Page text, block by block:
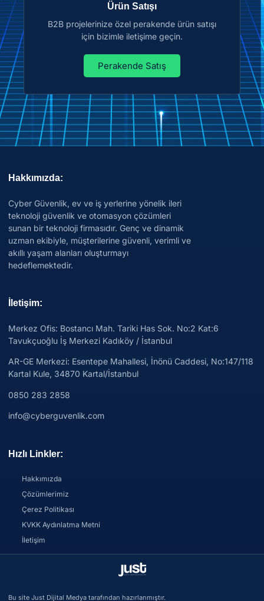
Ürün Satışı
B2B projelerinize özel perakende ürün satışı
için bizimle iletişime geçin.
Perakende Satış
Hakkımızda:
Cyber Güvenlik, ev ve iş yerlerine yönelik ileri
teknoloji güvenlik ve otomasyon çözümleri
sunan bir teknoloji firmasıdır. Genç ve dinamik
uzman ekibiyle, müşterilerine güvenli, verimli ve
akıllı yaşam alanları oluşturmayı
hedeflemektedir.
İletişim:
Merkez Ofis: Bostancı Mah. Tariki Has Sok. No:2 Kat:6
Tavukçuoğlu İş Merkezi Kadıköy / İstanbul
AR-GE Merkezi: Esentepe Mahallesi, İnönü Caddesi, No:147/118
Kartal Kule, 34870 Kartal/İstanbul
0850 283 2858
info@cyberguvenlik.com
Hızlı Linkler:
Hakkımızda
Çözümlerimiz
Çerez Politikası
KVKK Aydınlatma Metni
İletişim
Bu site Just Dijital Medya tarafından hazırlanmıştır.